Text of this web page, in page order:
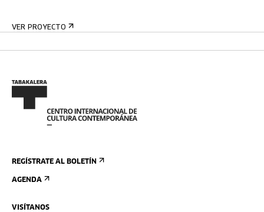
VER PROYECTO
REGÍSTRATE AL BOLETÍN
AGENDA
VISÍTANOS